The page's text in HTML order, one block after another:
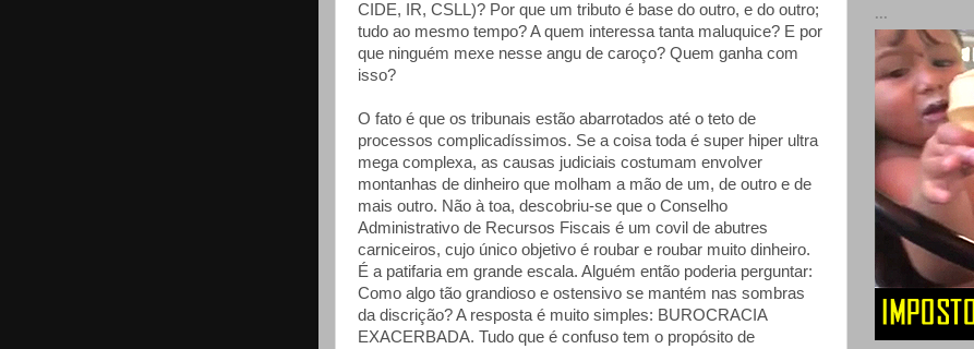
CIDE, IR, CSLL)? Por que um tributo é base do outro, e do outro;
tudo ao mesmo tempo? A quem interessa tanta maluquice? E por
que ninguém mexe nesse angu de caroço? Quem ganha com
isso?
O fato é que os tribunais estão abarrotados até o teto de
processos complicadíssimos. Se a coisa toda é super hiper ultra
mega complexa, as causas judiciais costumam envolver
montanhas de dinheiro que molham a mão de um, de outro e de
mais outro. Não à toa, descobriu-se que o Conselho
Administrativo de Recursos Fiscais é um covil de abutres
carniceiros, cujo único objetivo é roubar e roubar muito dinheiro.
É a patifaria em grande escala. Alguém então poderia perguntar:
Como algo tão grandioso e ostensivo se mantém nas sombras
da discrição? A resposta é muito simples: BUROCRACIA
EXACERBADA. Tudo que é confuso tem o propósito de
...